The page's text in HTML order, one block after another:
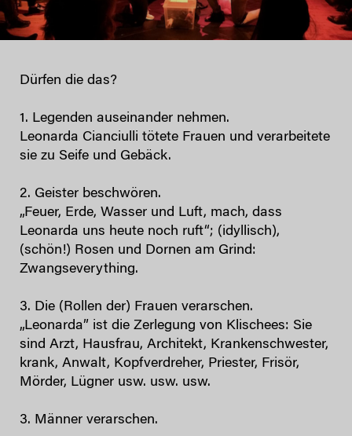
Dürfen die das?
1. Legenden auseinander nehmen.
Leonarda Cianciulli tötete Frauen und verarbeitete
sie zu Seife und Gebäck.
2. Geister beschwören.
„Feuer, Erde, Wasser und Luft, mach, dass
Leonarda uns heute noch ruft“; (idyllisch),
(schön!) Rosen und Dornen am Grind:
Zwangseverything.
3. Die (Rollen der) Frauen verarschen.
„Leonarda” ist die Zerlegung von Klischees: Sie
sind Arzt, Hausfrau, Architekt, Krankenschwester,
krank, Anwalt, Kopfverdreher, Priester, Frisör,
Mörder, Lügner usw. usw. usw.
3. Männer verarschen.